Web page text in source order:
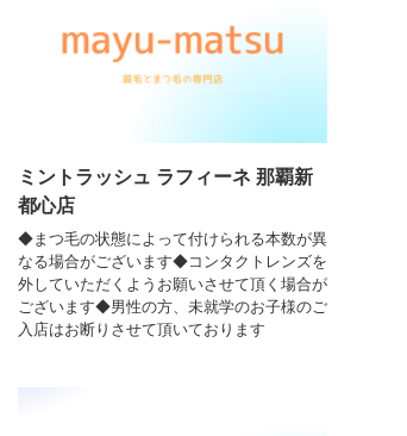
ミントラッシュ ラフィーネ 那覇新
都心店
◆まつ毛の状態によって付けられる本数が異
なる場合がございます◆コンタクトレンズを
外していただくようお願いさせて頂く場合が
ございます◆男性の方、未就学のお子様のご
入店はお断りさせて頂いております